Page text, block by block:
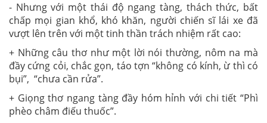
- Nhưng với một thái độ ngang tàng, thách thức, bất
chấp mọi gian khổ, khó khăn, người chiến sĩ lái xe đã
vượt lên trên với một tinh thần trách nhiệm rất cao:
+ Những câu thơ như một lời nói thường, nôm na mà
đầy cứng cỏi, chắc gọn, táo tợn “không có kính, ừ thì có
bụi”, “chưa cần rửa”.
+ Giọng thơ ngang tàng đầy hóm hỉnh với chi tiết “Phì
phèo châm điếu thuốc”.